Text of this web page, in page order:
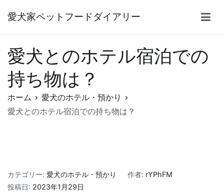
愛犬家ペットフードダイアリー
愛犬とのホテル宿泊での
持ち物は？
ホーム
愛犬のホテル・預かり
愛犬とのホテル宿泊での持ち物は？
カテゴリー: 愛犬のホテル・預かり 作者: rYPhFM
投稿日: 2023年1月29日